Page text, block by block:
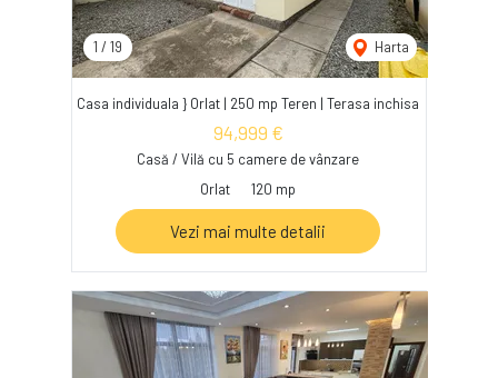
1 / 19 Harta
Casa individuala } Orlat | 250 mp Teren | Terasa inchisa
94,999 €
Casă / Vilă cu 5 camere de vânzare
Orlat
120 mp
Vezi mai multe detalii